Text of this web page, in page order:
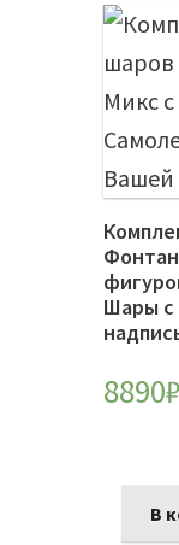
Шары
8890
В